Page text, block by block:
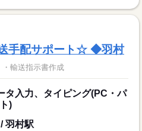
手配サポート☆ ◆羽村
・輸送指示書作成
タ入力、タイピング(PC・パ
)
羽村駅